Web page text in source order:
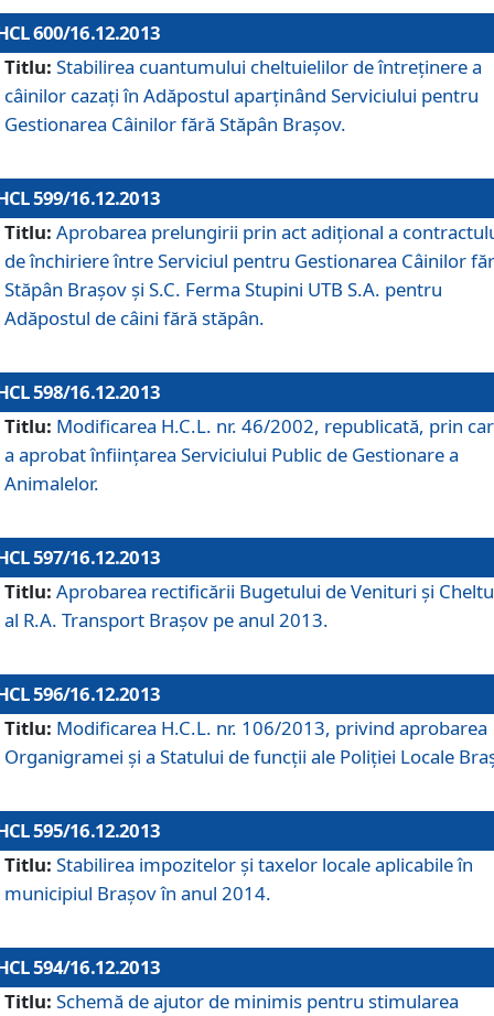
600/16.12.2013
Titlu: Stabilirea cuantumului cheltuielilor de întreţinere a
câinilor cazaţi în Adăpostul aparţinând Serviciului pentru
Gestionarea Câinilor fără Stăpân Braşov.
599/16.12.2013
Titlu: Aprobarea prelungirii prin act adiţional a
de închiriere între Serviciul pentru Gestionarea Câinilor
Stăpân Braşov şi S.C. Ferma Stupini UTB S.A. pentru
Adăpostul de câini fără stăpân.
598/16.12.2013
Titlu: Modificarea H.C.L. nr. 46/2002, republicată, prin
a aprobat înfiinţarea Serviciului Public de Gestionare a
Animalelor.
597/16.12.2013
Titlu: Aprobarea rectificării Bugetului de Venituri şi
al R.A. Transport Braşov pe anul 2013.
596/16.12.2013
Titlu: Modificarea H.C.L. nr. 106/2013, privind aprobarea
Organigramei şi a Statului de funcţii ale Poliţiei Locale
595/16.12.2013
Titlu: Stabilirea impozitelor şi taxelor locale aplicabile în
municipiul Braşov în anul 2014.
594/16.12.2013
Titlu: Schemă de ajutor de minimis pentru stimularea